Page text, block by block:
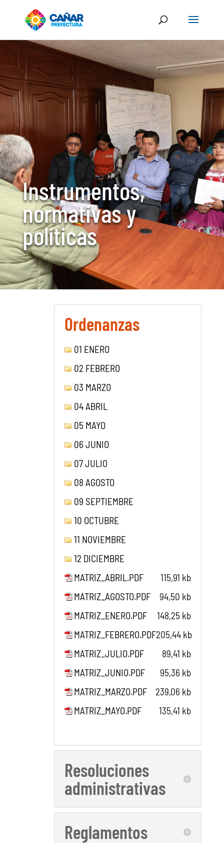
Instrumentos,
normativas y
políticas
Ordenanzas
01 ENERO
02 FEBRERO
03 MARZO
04 ABRIL
05 MAYO
06 JUNIO
07 JULIO
08 AGOSTO
09 SEPTIEMBRE
10 OCTUBRE
11 NOVIEMBRE
12 DICIEMBRE
MATRIZ_ABRIL.PDF
115,91 kb
MATRIZ_AGOSTO.PDF
94,50 kb
MATRIZ_ENERO.PDF
148,25 kb
MATRIZ_FEBRERO.PDF205,44 kb
MATRIZ_JULIO.PDF
89,41 kb
MATRIZ_JUNIO.PDF
95,36 kb
MATRIZ_MARZO.PDF
239,06 kb
MATRIZ_MAYO.PDF
135,41 kb
Resoluciones
administrativas
Reglamentos